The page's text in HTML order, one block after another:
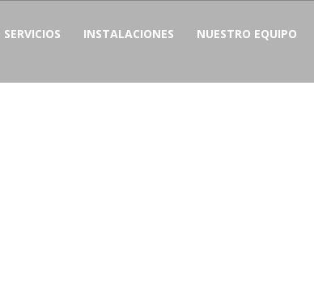
SERVICIOS INSTALACIONES NUESTRO EQUIPO